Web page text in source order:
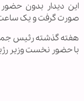
این دیدار بدون حضور
صورت گرفت و یک ساعت و 15 دقیقه به طول
هفته گذشته رئیس
با حضور نخست وزیر